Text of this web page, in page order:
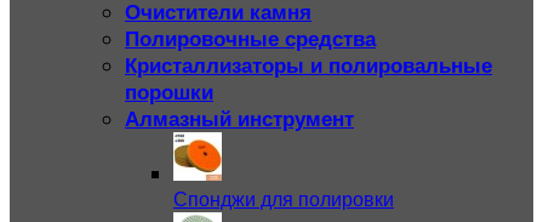
Очистители камня
Полировочные средства
Кристаллизаторы и полировальные
порошки
Алмазный инструмент
Спонджи для полировки